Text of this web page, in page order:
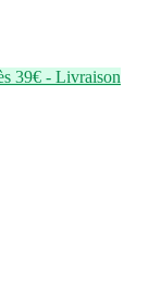
39€ - Livraison